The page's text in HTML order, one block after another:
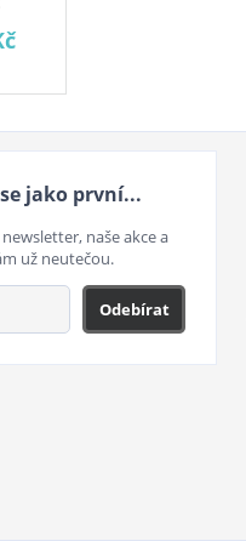
jako první...
naše akce a
už neutečou.
Odebírat